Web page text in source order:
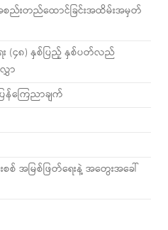
းတည်ထောင်ခြင်းအထိမ်းအမှတ်
၄၈) နှစ်ပြည့် နှစ်ပတ်လည်
ာ
ကြေညာချက်
စ် အမြစ်ဖြတ်ရေးနဲ့ အတွေးအခေါ်